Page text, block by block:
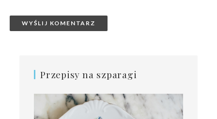
Przepisy na szparagi